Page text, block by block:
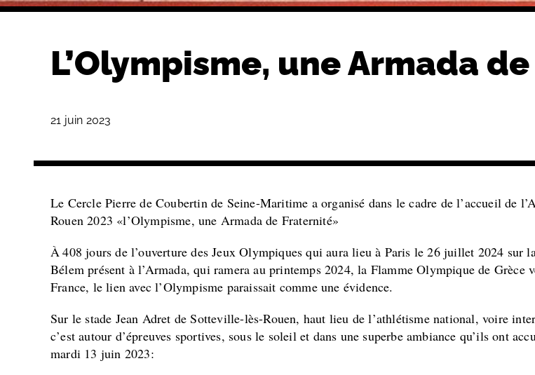
L’Olympisme, une Armada
21 juin 2023
Le Cercle Pierre de Coubertin de Seine-Maritime a organisé dans le cadre de l’accueil de
Rouen 2023 «l’Olympisme, une Armada de Fraternité»
À408 jours de l’ouverture des Jeux Olympiques qui aura lieu à Paris le 26 juillet 2024 sur
Bélem présent à l’Armada, qui ramera au printemps 2024, la Flamme Olympique de Grèce
France, le lien avec l’Olympisme paraissait comme une évidence.
Sur le stade Jean Adret de Sotteville-lès-Rouen, haut lieu de l’athlétisme national, voire
c’est autour d’épreuves sportives, sous le soleil et dans une superbe ambiance qu’ils ont
mardi 13 juin 2023: